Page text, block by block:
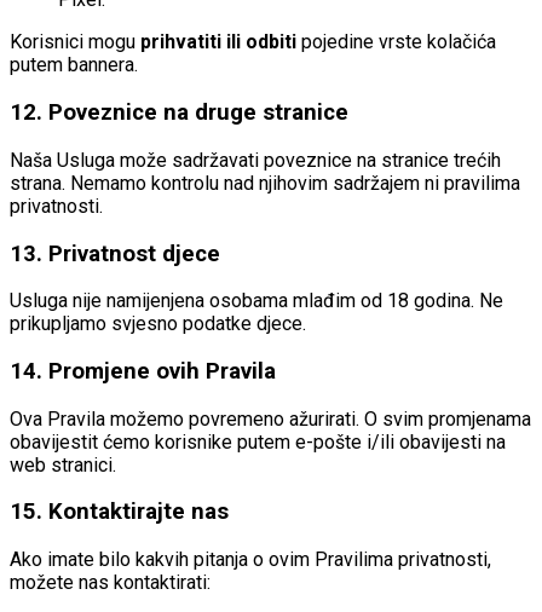
Korisnici mogu prihvatiti ili odbiti pojedine vrste kolačića
putem bannera.
12. Poveznice na druge stranice
Naša Usluga može sadržavati poveznice na stranice trećih
strana. Nemamo kontrolu nad njihovim sadržajem ni pravilima
privatnosti.
13. Privatnost djece
Usluga nije namijenjena osobama mlađim od 18 godina. Ne
prikupljamo svjesno podatke djece.
14. Promjene ovih Pravila
Ova Pravila možemo povremeno ažurirati. O svim promjenama
obavijestit ćemo korisnike putem e-pošte i/ili obavijesti na
web stranici.
15. Kontaktirajte nas
Ako imate bilo kakvih pitanja o ovim Pravilima privatnosti,
možete nas kontaktirati: